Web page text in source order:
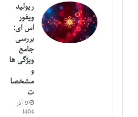
ریولید
ویفور
اس ای:
بررسی
جامع
ویژگی ها
و
مشخصا
ت
9 آذر
1404